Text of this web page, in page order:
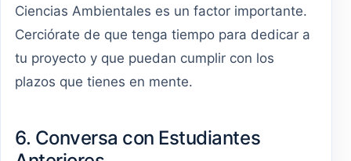
Ciencias Ambientales es un factor importante.
Cerciórate de que tenga tiempo para dedicar a
tu proyecto y que puedan cumplir con los
plazos que tienes en mente.
6. Conversa con Estudiantes